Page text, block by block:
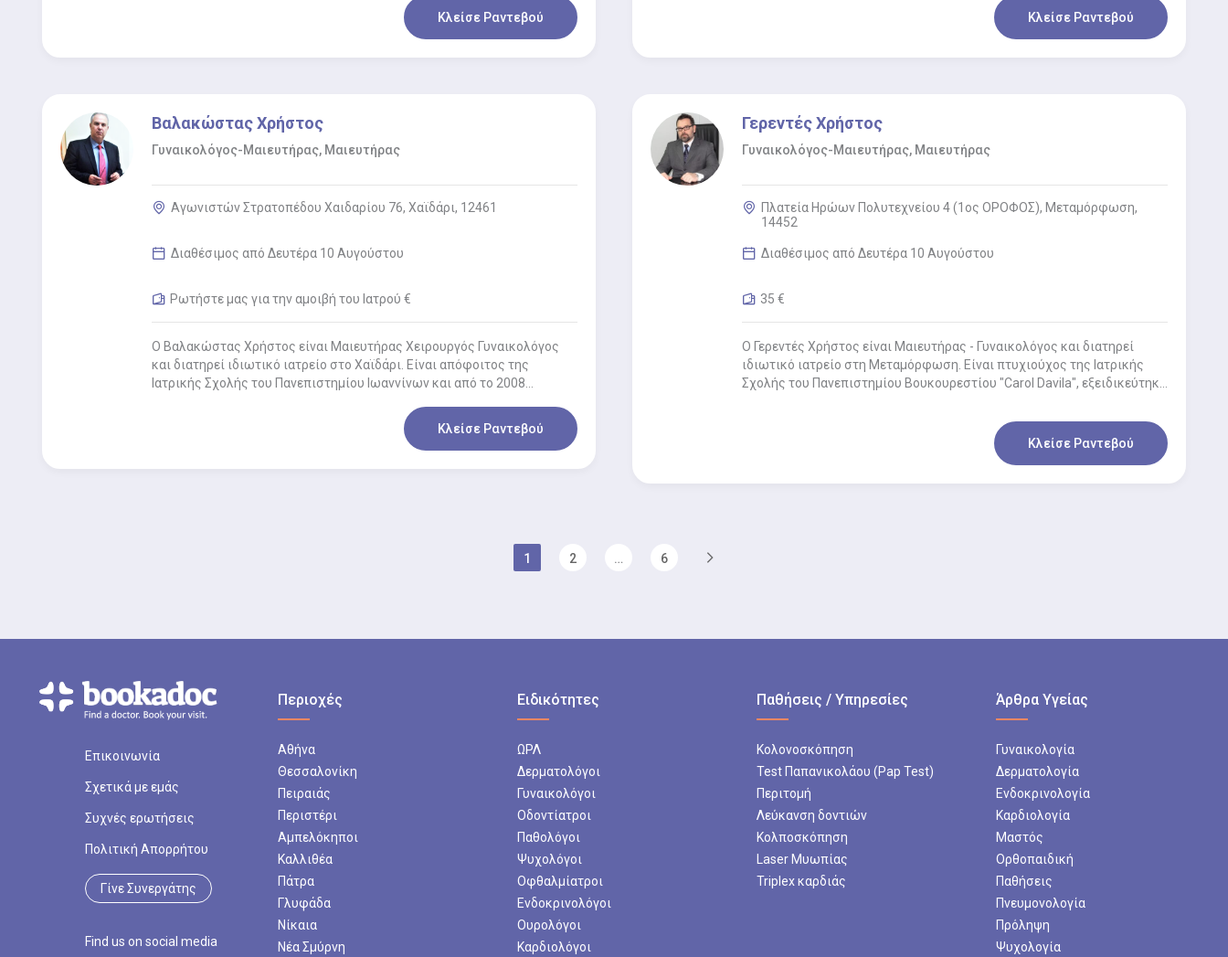
Κλείσε Ραντεβού Κλείσε Ραντεβού
Βαλακώστας Χρήστος
Γυναικολόγος-Μαιευτήρας, Μαιευτήρας
Αγωνιστών Στρατοπέδου Χαιδαρίου 76, Χαϊδάρι, 12461
Διαθέσιμος από Δευτέρα 10 Αυγούστου
Ρωτήστε μας για την αμοιβή του Ιατρού €
Ο Βαλακώστας Χρήστος είναι Μαιευτήρας Χειρουργός Γυναικολόγος
και διατηρεί ιδιωτικό ιατρείο στο Χαϊδάρι. Είναι απόφοιτος της
Ιατρικής Σχολής του Πανεπιστημίου Ιωαννίνων και από το 2008…
Κλείσε Ραντεβού
Γερεντές Χρήστος
Γυναικολόγος-Μαιευτήρας, Μαιευτήρας
Πλατεία Ηρώων Πολυτεχνείου 4 (1ος ΟΡΟΦΟΣ), Μεταμόρφωση,
14452
Διαθέσιμος από Δευτέρα 10 Αυγούστου
35 €
O Γερεντές Χρήστος είναι Μαιευτήρας - Γυναικολόγος και διατηρεί
ιδιωτικό ιατρείο στη Μεταμόρφωση. Είναι πτυχιούχος της Ιατρικής
Σχολής του Πανεπιστημίου Βουκουρεστίου "Carol Davila", εξειδικεύτηκε
Κλείσε Ραντεβού
1 2 … 6
Επικοινωνία
Σχετικά με εμάς
Συχνές ερωτήσεις
Πολιτική Απορρήτου
Γίνε Συνεργάτης
Find us on social media
Περιοχές
Αθήνα
Θεσσαλονίκη
Πειραιάς
Περιστέρι
Αμπελόκηποι
Καλλιθέα
Πάτρα
Γλυφάδα
Νίκαια
Νέα Σμύρνη
Ειδικότητες
ΩΡΛ
Δερματολόγοι
Γυναικολόγοι
Οδοντίατροι
Παθολόγοι
Ψυχολόγοι
Οφθαλμίατροι
Ενδοκρινολόγοι
Ουρολόγοι
Καρδιολόγοι
Παθήσεις / Υπηρεσίες
Κολονοσκόπηση
Test Παπανικολάου (Pap Test)
Περιτομή
Λεύκανση δοντιών
Κολποσκόπηση
Laser Μυωπίας
Triplex καρδιάς
Άρθρα Υγείας
Γυναικολογία
Δερματολογία
Ενδοκρινολογία
Καρδιολογία
Μαστός
Ορθοπαιδική
Παθήσεις
Πνευμονολογία
Πρόληψη
Ψυχολογία